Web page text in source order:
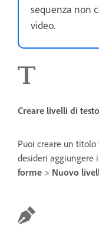
sequenza non
video.
Creare livelli di testo
Puoi creare un
desideri aggiungere
forme > Nuovo